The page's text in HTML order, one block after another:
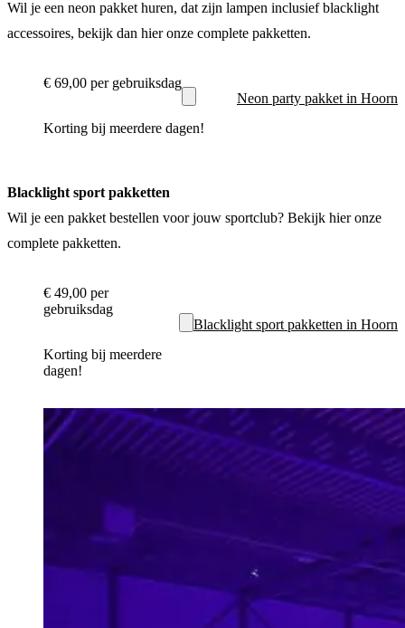
Wil je een neon pakket huren, dat zijn lampen inclusief blacklight
accessoires, bekijk dan hier onze complete pakketten.
€ 69,00 per gebruiksdag
Korting bij meerdere dagen!
Neon party pakket in Hoorn
Blacklight sport pakketten
Wil je een pakket bestellen voor jouw sportclub? Bekijk hier onze
complete pakketten.
€ 49,00 per
gebruiksdag
Korting bij meerdere
dagen!
Blacklight sport pakketten in Hoorn